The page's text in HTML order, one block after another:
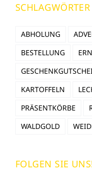
SCHLAGWÖRTER
ABHOLUNG
BESTELLUNG
KARTOFFELN
PRÄSENTKÖRBE
WALDGOLD
FOLGEN SIE